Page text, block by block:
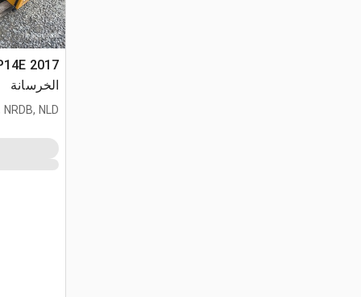
الخرسانة
NLD